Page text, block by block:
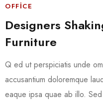
OFFICE
Designers
Furniture
Q ed ut perspiciatis unde
accusantium doloremque
eaque ipsa quae ab illo.